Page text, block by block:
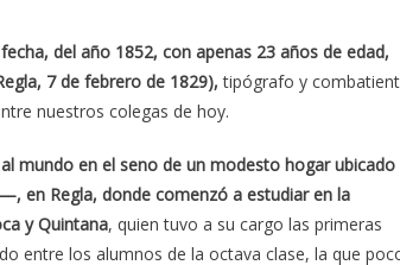
del año 1852, con apenas 23 años de edad,
7 de febrero de 1829), tipógrafo y
nuestros colegas de hoy.
mundo en el seno de un modesto hogar ubicado
en Regla, donde comenzó a estudiar en la
y Quintana, quien tuvo a su cargo las primeras
entre los alumnos de la octava clase, la que